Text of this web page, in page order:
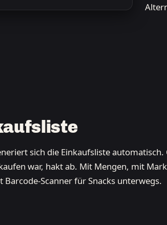
sich die Einkaufsliste
war, hakt ab. Mit Mengen, mit
Barcode-Scanner für Snacks unterwegs.